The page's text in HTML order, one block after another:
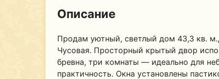
Описание
Продам уютный, светлый дом 43,3 кв.
Чусовая. Просторный крытый двор
бревна, три комнаты — идеально для
практичность. Окна установлены